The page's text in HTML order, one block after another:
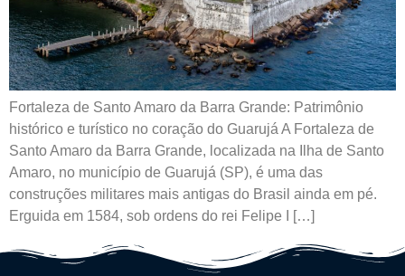
Fortaleza de Santo Amaro da Barra Grande: Patrimônio
histórico e turístico no coração do Guarujá A Fortaleza de
Santo Amaro da Barra Grande, localizada na Ilha de Santo
Amaro, no município de Guarujá (SP), é uma das
construções militares mais antigas do Brasil ainda em pé.
Erguida em 1584, sob ordens do rei Felipe I […]